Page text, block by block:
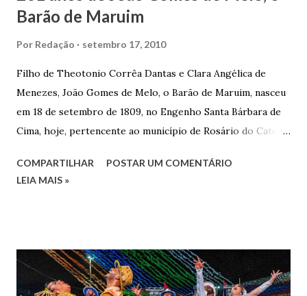
Barão de Maruim
Por Redação setembro 17, 2010
Filho de Theotonio Corrêa Dantas e Clara Angélica de
Menezes, João Gomes de Melo, o Barão de Maruim, nasceu
em 18 de setembro de 1809, no Engenho Santa Bárbara de
Cima, hoje, pertencente ao município de Rosário do Catete.
José de Faro Leitão, porém o casamento acabou com o
indiciamento para apropriar-se da volumosa herança. Em
1862, transferiu-se para o Rio de Janeiro e casou-se com
COMPARTILHAR
POSTAR UM COMENTÁRIO
LEIA MAIS »